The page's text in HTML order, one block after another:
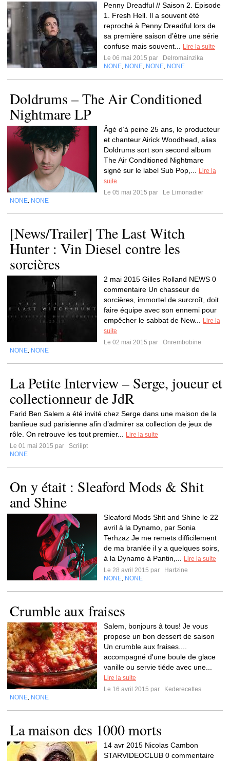
Penny Dreadful // Saison 2. Episode
1. Fresh Hell. Il a souvent été
reproché à Penny Dreadful lors de
sa première saison d’être une série
confuse mais souvent...
Lire la suite
Le 06 mai 2015 par
Delromainzika
NONE NONE NONE NONE
Doldrums – The Air Conditioned
Nightmare LP
Âgé d’à peine 25 ans, le producteur
et chanteur Airick Woodhead, alias
Doldrums sort son second album
The Air Conditioned Nightmare
signé sur le label Sub Pop,...
Lire la
suite
Le 05 mai 2015 par
Le Limonadier
NONE NONE
[News/Trailer] The Last Witch
Hunter : Vin Diesel contre les
sorcières
2 mai 2015 Gilles Rolland NEWS 0
commentaire Un chasseur de
sorcières, immortel de surcroît, doit
faire équipe avec son ennemi pour
empêcher le sabbat de New...
Lire la
suite
Le 02 mai 2015 par
Onrembobine
NONE NONE
La Petite Interview – Serge, joueur et
collectionneur de JdR
Farid Ben Salem a été invité chez Serge dans une maison de la
banlieue sud parisienne afin d’admirer sa collection de jeux de
rôle. On retrouve les tout premier...
Lire la suite
Le 01 mai 2015 par
Scriiipt
NONE
On y était : Sleaford Mods & Shit
and Shine
Sleaford Mods Shit and Shine le 22
avril à la Dynamo, par Sonia
Terhzaz Je me remets difficilement
de ma branlée il y a quelques soirs,
à la Dynamo à Pantin,...
Lire la suite
Le 28 avril 2015 par
Hartzine
NONE NONE
Crumble aux fraises
Salem, bonjours â tous! Je vous
propose un bon dessert de saison
Un crumble aux fraises....
accompagné d'une boule de glace
vanille ou servie tiéde avec une...
Lire la suite
Le 16 avril 2015 par
Kederecettes
NONE NONE
La maison des 1000 morts
14 avr 2015 Nicolas Cambon
STARVIDEOCLUB 0 commentaire